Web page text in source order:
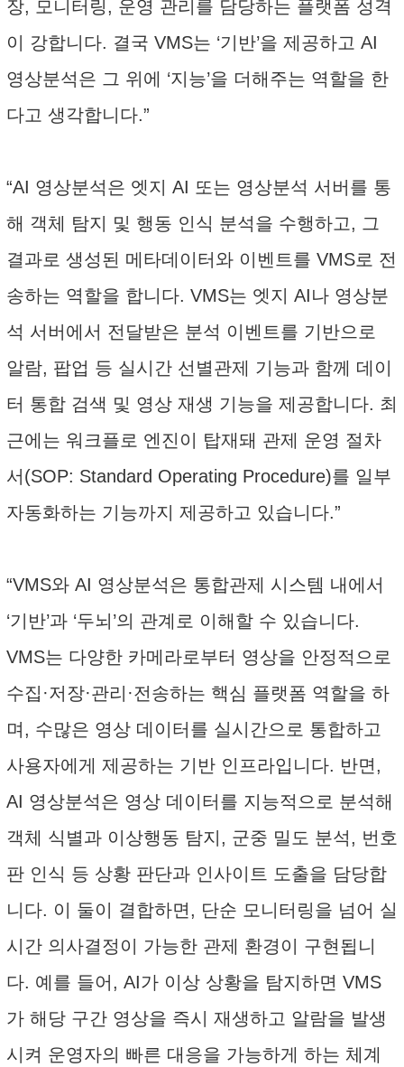
장, 모니터링, 운영 관리를 담당하는 플랫폼 성격
이 강합니다. 결국 VMS는 ‘기반’을 제공하고 AI
영상분석은 그 위에 ‘지능’을 더해주는 역할을 한
다고 생각합니다.”
“AI 영상분석은 엣지 AI 또는 영상분석 서버를 통
해 객체 탐지 및 행동 인식 분석을 수행하고, 그
결과로 생성된 메타데이터와 이벤트를 VMS로 전
송하는 역할을 합니다. VMS는 엣지 AI나 영상분
석 서버에서 전달받은 분석 이벤트를 기반으로
알람, 팝업 등 실시간 선별관제 기능과 함께 데이
터 통합 검색 및 영상 재생 기능을 제공합니다. 최
근에는 워크플로 엔진이 탑재돼 관제 운영 절차
서(SOP: Standard Operating Procedure)를 일부
자동화하는 기능까지 제공하고 있습니다.”
“VMS와 AI 영상분석은 통합관제 시스템 내에서
‘기반’과 ‘두뇌’의 관계로 이해할 수 있습니다.
VMS는 다양한 카메라로부터 영상을 안정적으로
수집·저장·관리·전송하는 핵심 플랫폼 역할을 하
며, 수많은 영상 데이터를 실시간으로 통합하고
사용자에게 제공하는 기반 인프라입니다. 반면,
AI 영상분석은 영상 데이터를 지능적으로 분석해
객체 식별과 이상행동 탐지, 군중 밀도 분석, 번호
판 인식 등 상황 판단과 인사이트 도출을 담당합
니다. 이 둘이 결합하면, 단순 모니터링을 넘어 실
시간 의사결정이 가능한 관제 환경이 구현됩니
다. 예를 들어, AI가 이상 상황을 탐지하면 VMS
가 해당 구간 영상을 즉시 재생하고 알람을 발생
시켜 운영자의 빠른 대응을 가능하게 하는 체계